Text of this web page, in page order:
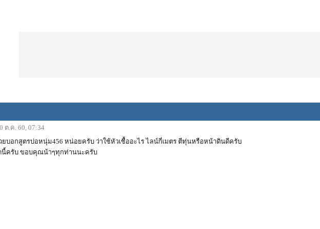
ต.ค. 60, 07:34
ยบอกสูตรบ่อหนุ่ม456 หน่อยครับ ว่าใช้หัวเชื้ออะไร ไลน์กี่เมตร ตีทุ่นหรือหน้าดินดีครับ
นี้ครับ ขอบคุณน้าๆทุกท่านนะครับ